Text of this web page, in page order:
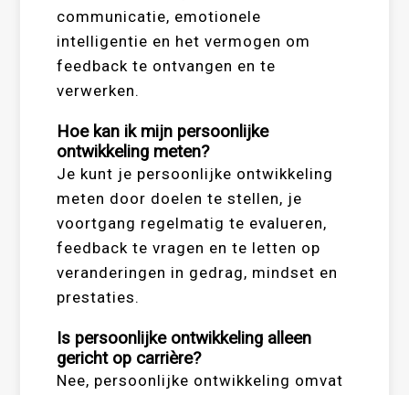
communicatie, emotionele
intelligentie en het vermogen om
feedback te ontvangen en te
verwerken.
Hoe kan ik mijn persoonlijke
ontwikkeling meten?
Je kunt je persoonlijke ontwikkeling
meten door doelen te stellen, je
voortgang regelmatig te evalueren,
feedback te vragen en te letten op
veranderingen in gedrag, mindset en
prestaties.
Is persoonlijke ontwikkeling alleen
gericht op carrière?
Nee, persoonlijke ontwikkeling omvat